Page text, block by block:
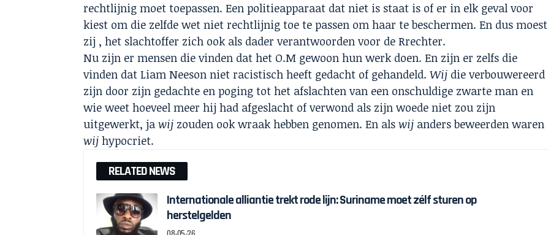
rechtlijnig moet toepassen. Een politieapparaat dat niet is staat is of er in elk geval voor
kiest om die zelfde wet niet rechtlijnig toe te passen om haar te beschermen. En dus moest
zij , het slachtoffer zich ook als dader verantwoorden voor de Rrechter.
Nu zijn er mensen die vinden dat het O.M gewoon hun werk doen. En zijn er zelfs die
vinden dat Liam Neeson niet racistisch heeft gedacht of gehandeld.Wij die verbouwereerd
zijn door zijn gedachte en poging tot het afslachten van een onschuldige zwarte man en
wie weet hoeveel meer hij had afgeslacht of verwond als zijn woede niet zou zijn
uitgewerkt, jawij zouden ook wraak hebben genomen. En alswij anders beweerden waren
wijhypocriet.
RELATED NEWS
Internationale alliantie trekt rode lijn: Suriname moet zélf sturen op
herstelgelden